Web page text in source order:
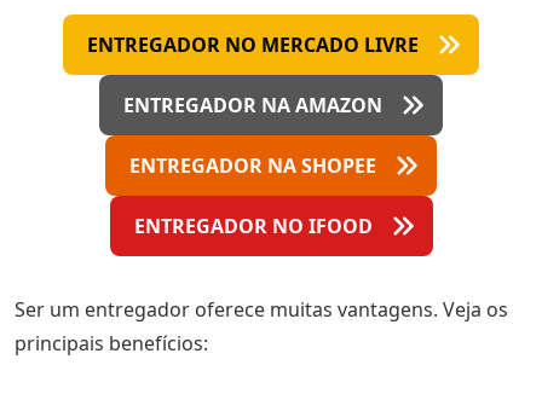
ENTREGADOR NO MERCADO LIVRE
ENTREGADOR NA AMAZON
ENTREGADOR NA SHOPEE
ENTREGADOR NO IFOOD
Ser um entregador oferece muitas vantagens. Veja os
principais benefícios: